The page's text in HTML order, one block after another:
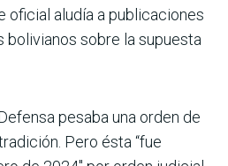
oficial aludía a publicaciones
sobre la supuesta
pesaba una orden de
Pero ésta “fue